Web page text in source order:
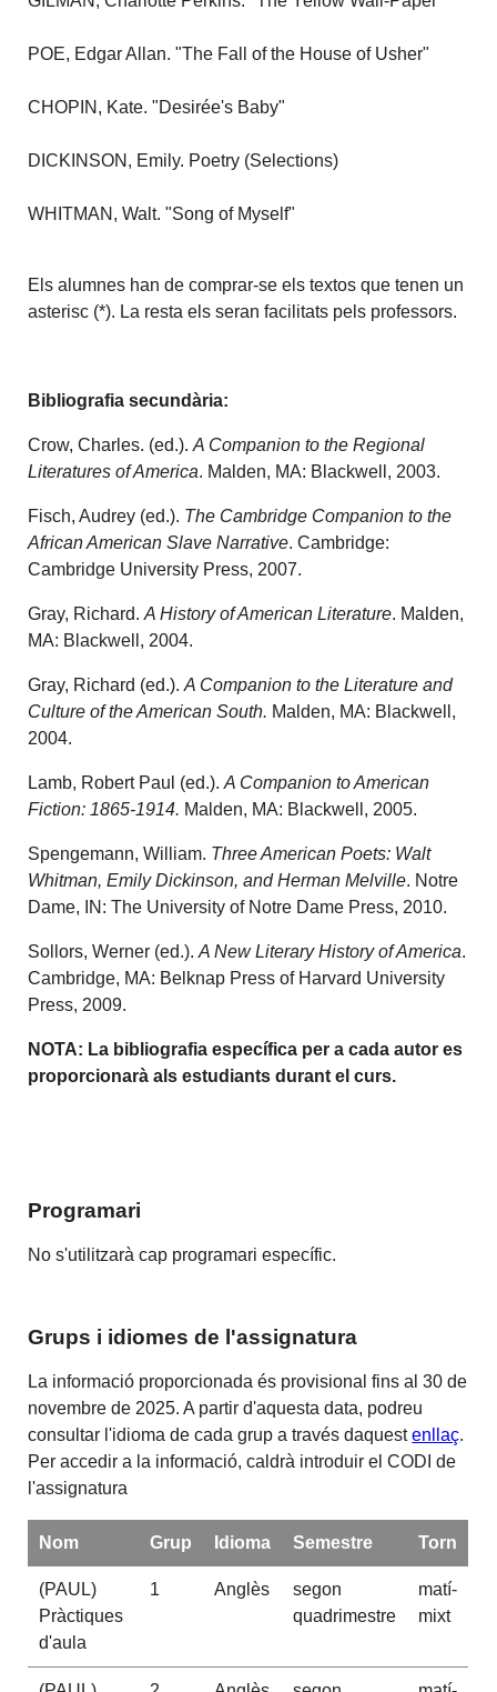
POE, Edgar Allan. "The Fall of the House of Usher"
CHOPIN, Kate. "Desirée's Baby"
DICKINSON, Emily. Poetry (Selections)
WHITMAN, Walt. "Song of Myself"
Els alumnes han de comprar-se els textos que tenen un
asterisc (*). La resta els seran facilitats pels professors.
Bibliografia secundària:
Crow, Charles. (ed.).A Companion to the Regional
Literatures of America. Malden, MA: Blackwell, 2003.
Fisch, Audrey (ed.). The Cambridge Companion to the
African American Slave Narrative. Cambridge:
Cambridge University Press, 2007.
Gray, Richard. A History of American Literature. Malden,
MA: Blackwell, 2004.
Gray, Richard (ed.).A Companion to the Literature and
Culture of the American South. Malden, MA: Blackwell,
2004.
Lamb, Robert Paul (ed.).A Companion to American
Fiction: 1865-1914. Malden, MA: Blackwell, 2005.
Spengemann, William. Three American Poets: Walt
Whitman, Emily Dickinson, and Herman Melville. Notre
Dame, IN: The University of Notre Dame Press, 2010.
Sollors, Werner (ed.).A New Literary History of America.
Cambridge, MA: Belknap Press of Harvard University
Press, 2009.
NOTA: La bibliografia específica per a cada autor es
proporcionarà als estudiants durant el curs.
Programari
No s'utilitzarà cap programari específic.
Grups i idiomes de l'assignatura
La informació proporcionada és provisional fins al 30 de
novembre de 2025. A partir d'aquesta data, podreu
consultar l'idioma de cada grup a través daquestenllaç.
Per accedir a la informació, caldrà introduir el CODI de
l'assignatura
Nom Grup Idioma Semestre Torn
(PAUL)
Pràctiques
d'aula
1 Anglès
segon
quadrimestre
matí-
mixt